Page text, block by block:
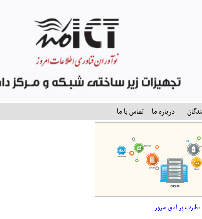
درباره ما تماس با ما
بر اتاق سرور